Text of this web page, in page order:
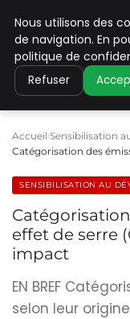
Accueil Sensibilisation
Catégorisation des
SENSIBILISATION AU
effet de serre
impact
EN BREF
selon leur
Nous utilisons des
de navigation. En
politique de
Refuser